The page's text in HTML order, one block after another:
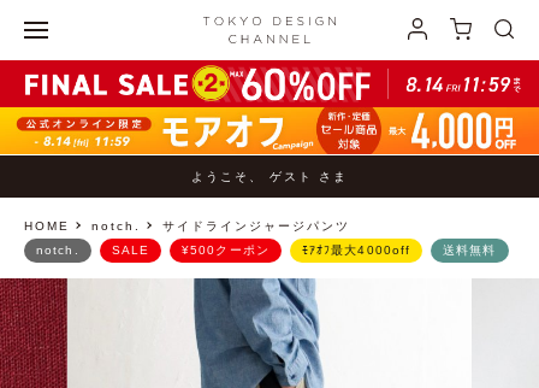
ようこそ、 ゲスト さま
HOME notch. サイドラインジャージパンツ
notch. SALE ¥500クーポン ﾓｱｵﾌ最大4000off 送料無料